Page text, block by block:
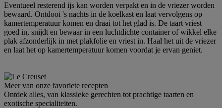
Eventueel resterend ijs kan worden verpakt en in de vriezer worden
bewaard. Ontdooi 's nachts in de koelkast en laat vervolgens op
kamertemperatuur komen en draai tot het glad is. De taart vriest
goed in, snijdt en bewaar in een luchtdichte container of wikkel elke
plak afzonderlijk in met plakfolie en vriest in. Haal het uit de vriezer
en laat het op kamertemperatuur komen voordat je ervan geniet.
Meer van onze favoriete recepten
Ontdek alles, van klassieke gerechten tot prachtige taarten en
exotische specialiteiten.